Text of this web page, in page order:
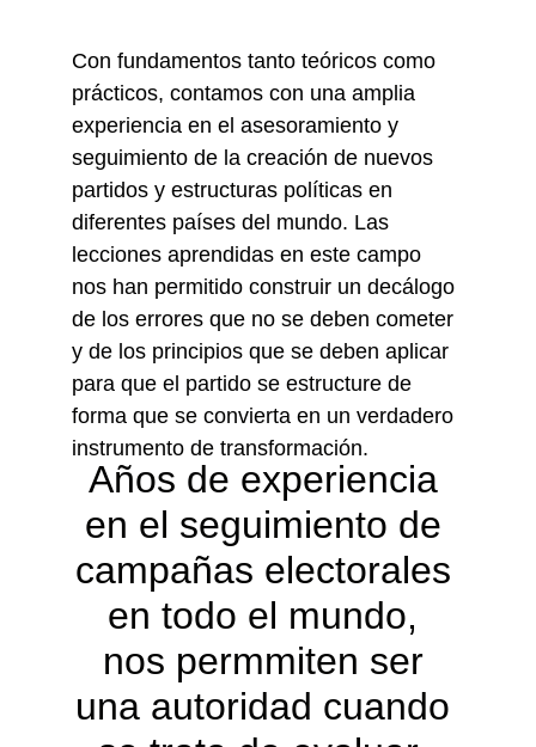
Con fundamentos tanto teóricos como
prácticos, contamos con una amplia
experiencia en el asesoramiento y
seguimiento de la creación de nuevos
partidos y estructuras políticas en
diferentes países del mundo. Las
lecciones aprendidas en este campo
nos han permitido construir un decálogo
de los errores que no se deben cometer
y de los principios que se deben aplicar
para que el partido se estructure de
forma que se convierta en un verdadero
instrumento de transformación.
Años de experiencia
en el seguimiento de
campañas electorales
en todo el mundo,
nos permmiten ser
una autoridad cuando